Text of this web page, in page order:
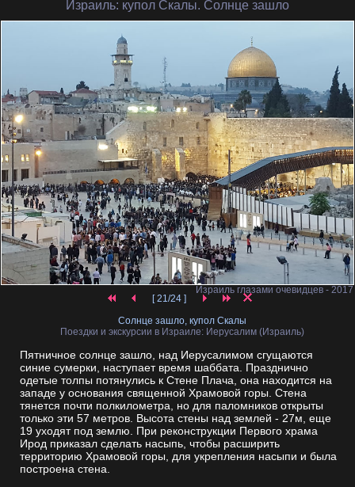
Израиль: купол Скалы. Солнце зашло
Израиль глазами очевидцев - 2017
[ 21/24 ]
Солнце зашло, купол Скалы
Поездки и экскурсии в Израиле: Иерусалим (Израиль)
Пятничное солнце зашло, над Иерусалимом сгущаются
синие сумерки, наступает время шаббата. Празднично
одетые толпы потянулись к Стене Плача, она находится на
западе у основания священной Храмовой горы. Стена
тянется почти полкилометра, но для паломников открыты
только эти 57 метров. Высота стены над землей - 27м, еще
19 уходят под землю. При реконструкции Первого храма
Ирод приказал сделать насыпь, чтобы расширить
территорию Храмовой горы, для укрепления насыпи и была
построена стена.